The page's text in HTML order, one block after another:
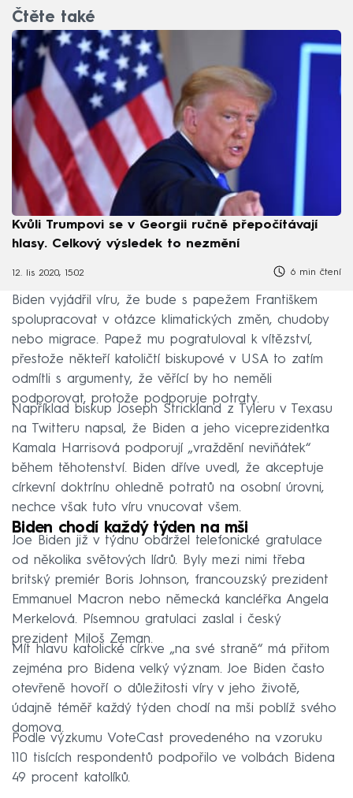
Čtěte také
Kvůli Trumpovi se v Georgii ručně přepočítávají
hlasy. Celkový výsledek to nezmění
12. lis 2020, 15:02 6 min čtení
Biden vyjádřil víru, že bude s papežem Františkem
spolupracovat v otázce klimatických změn, chudoby
nebo migrace. Papež mu pogratuloval k vítězství,
přestože někteří katoličtí biskupové v USA to zatím
odmítli s argumenty, že věřící by ho neměli
podporovat, protože podporuje potraty.
Například biskup Joseph Strickland z Tyleru v Texasu
na Twitteru napsal, že Biden a jeho viceprezidentka
Kamala Harrisová podporují „vraždění neviňátek“
během těhotenství. Biden dříve uvedl, že akceptuje
církevní doktrínu ohledně potratů na osobní úrovni,
nechce však tuto víru vnucovat všem.
Biden chodí každý týden na mši
Joe Biden již v týdnu obdržel telefonické gratulace
od několika světových lídrů. Byly mezi nimi třeba
britský premiér Boris Johnson, francouzský prezident
Emmanuel Macron nebo německá kancléřka Angela
Merkelová. Písemnou gratulaci zaslal i český
prezident Miloš Zeman.
Mít hlavu katolické církve „na své straně“ má přitom
zejména pro Bidena velký význam. Joe Biden často
otevřeně hovoří o důležitosti víry v jeho životě,
údajně téměř každý týden chodí na mši poblíž svého
domova.
Podle výzkumu VoteCast provedeného na vzoruku
110 tisících respondentů podpořilo ve volbách Bidena
49 procent katolíků.